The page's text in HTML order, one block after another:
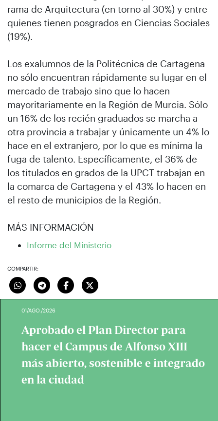
rama de Arquitectura (en torno al 30%) y entre
quienes tienen posgrados en Ciencias Sociales
(19%).
Los exalumnos de la Politécnica de Cartagena
no sólo encuentran rápidamente su lugar en el
mercado de trabajo sino que lo hacen
mayoritariamente en la Región de Murcia. Sólo
un 16% de los recién graduados se marcha a
otra provincia a trabajar y únicamente un 4% lo
hace en el extranjero, por lo que es mínima la
fuga de talento. Específicamente, el 36% de
los titulados en grados de la UPCT trabajan en
la comarca de Cartagena y el 43% lo hacen en
el resto de municipios de la Región.
MÁS INFORMACIÓN
Informe del Ministerio
COMPARTIR:
01/AGO./2026
Aprobado el Plan Director para
hacer el Campus de Alfonso XIII
más abierto, sostenible e integrado
en la ciudad